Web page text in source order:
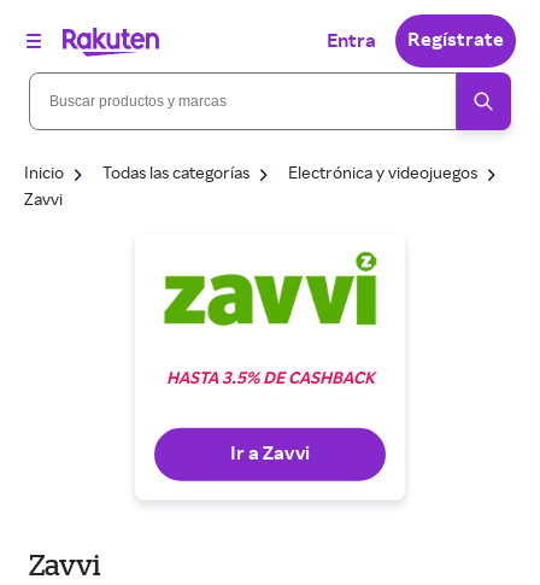
Entra Regístrate
Inicio Todas las categorías
Electrónica y videojuegos
Zavvi
HASTA 3.5% DE CASHBACK
Ir a Zavvi
Zavvi